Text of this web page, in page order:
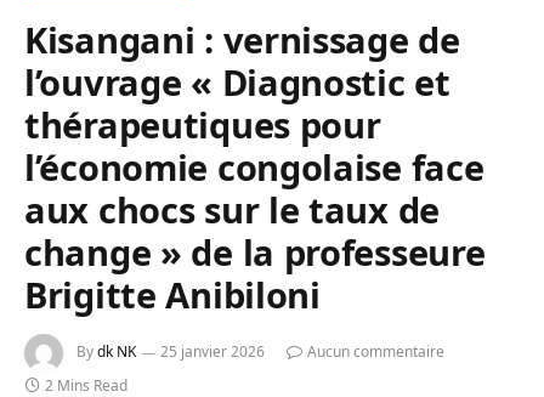
Kisangani : vernissage de
l’ouvrage « Diagnostic et
thérapeutiques pour
l’économie congolaise face
aux chocs sur le taux de
change » de la professeure
Brigitte Anibiloni
Bydk NK 25 janvier 2026
Aucun commentaire
2 Mins Read